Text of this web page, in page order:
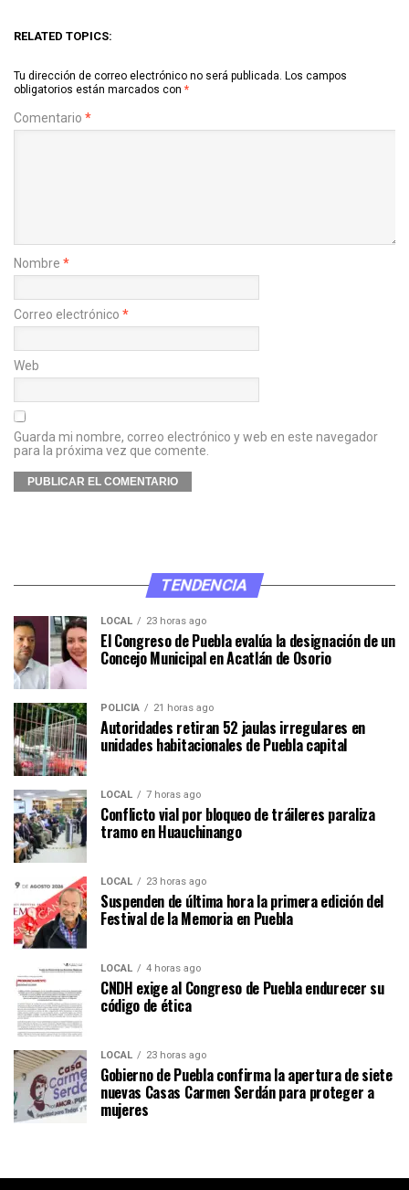
RELATED TOPICS:
Tu dirección de correo electrónico no será publicada. Los campos
obligatorios están marcados con *
Comentario *
Nombre *
Correo electrónico *
Web
Guarda mi nombre, correo electrónico y web en este navegador
para la próxima vez que comente.
TENDENCIA
LOCAL 23 horas ago
El Congreso de Puebla evalúa la designación de un
Concejo Municipal en Acatlán de Osorio
POLICÍA 21 horas ago
Autoridades retiran 52 jaulas irregulares en
unidades habitacionales de Puebla capital
LOCAL 7 horas ago
Conflicto vial por bloqueo de tráileres paraliza
tramo en Huauchinango
LOCAL 23 horas ago
Suspenden de última hora la primera edición del
Festival de la Memoria en Puebla
LOCAL 4 horas ago
CNDH exige al Congreso de Puebla endurecer su
código de ética
LOCAL 23 horas ago
Gobierno de Puebla confirma la apertura de siete
nuevas Casas Carmen Serdán para proteger a
mujeres